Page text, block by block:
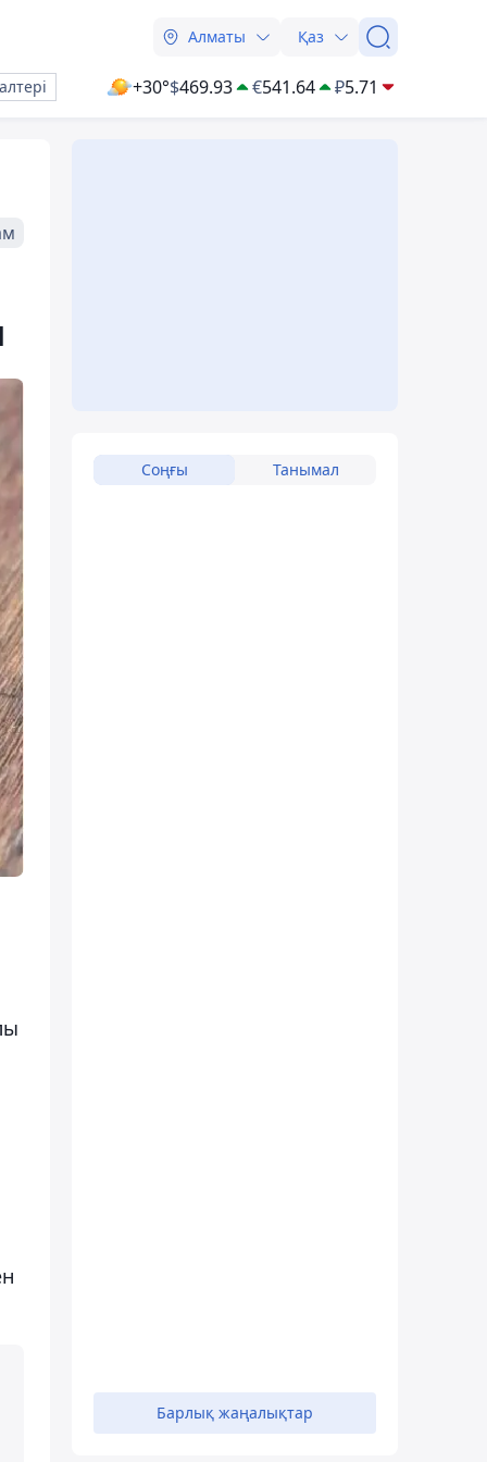
Алматы Қаз
+30°$469.93 €541.64 ₽5.71
Соңғы Танымал
Барлық жаңалықтар